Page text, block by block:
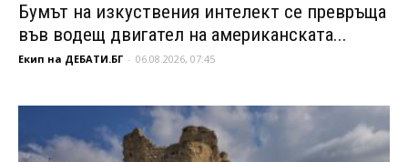
Бумът на изкуствения интелект се превръща
във водещ двигател на американската...
Екип на ДЕБАТИ.БГ - 06.08.2026, 07:45